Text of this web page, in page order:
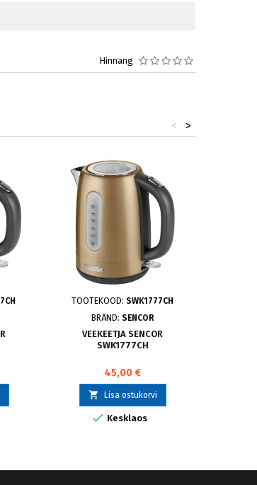
Hinnang
>
<
TOOTEKOOD: SWK1777CH
BRÄND: SENCOR
VEEKEETJA SENCOR
SWK1777CH
45,00 €
 Lisa ostukorvi
 Kesklaos